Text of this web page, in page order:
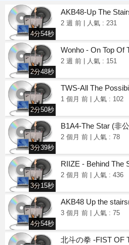
4分54秒
AKB48-Up The
2 週 前 人氣 : 231
2分48秒
Wonho - On Top Of
2 週 前 人氣 : 151
2分50秒
TWS-All The
1 個月 前 人氣 : 102
3分39秒
B1A4-The Star (非
2 個月 前 人氣 : 78
3分15秒
RIIZE - Behind The
2 個月 前 人氣 : 436
4分54秒
AKB48 Up the
3 個月 前 人氣 : 75
北斗の拳 -FIST OF
上傳
編輯
電腦版
简体
©2021 甜瓜365 Melon365 Melon365.com